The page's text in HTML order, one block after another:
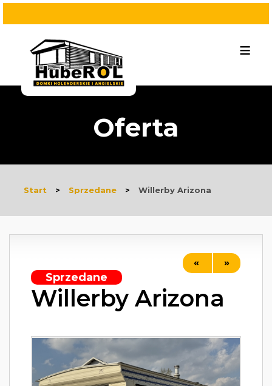
≡
Oferta
Start > Sprzedane > Willerby Arizona
« »
Sprzedane
Willerby Arizona